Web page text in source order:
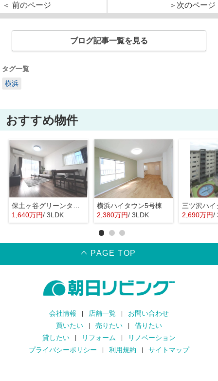
＜ 前のページ
＞次のページ
ブログ記事一覧を見る
タグ一覧
横浜
おすすめ物件
1,640万円/ 3LDK
横浜ハイタウン5号棟
2,380万円/ 3LDK 2,690万円/
PAGE TOP
会社情報 店舗一覧
お問い合わせ
買いたい
売りたい
借りたい
貸したい
リフォーム
リノベーション
プライバシーポリシー
利用規約 サイトマップ